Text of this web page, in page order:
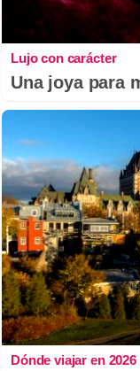
Lujo con carácter
Una joya para
Dónde viajar en 2026